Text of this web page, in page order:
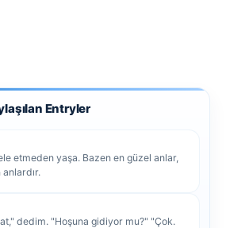
Entryler
etmeden yaşa. Bazen en güzel anlar,
dedim. "Hoşuna gidiyor mu?" "Çok.